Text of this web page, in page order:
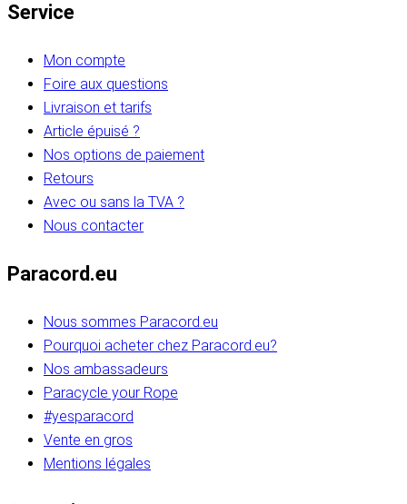
Service
Mon compte
Foire aux questions
Livraison et tarifs
Article épuisé ?
Nos options de paiement
Retours
Avec ou sans la TVA ?
Nous contacter
Paracord.eu
Nous sommes Paracord.eu
Pourquoi acheter chez Paracord.eu?
Nos ambassadeurs
Paracycle your Rope
#yesparacord
Vente en gros
Mentions légales